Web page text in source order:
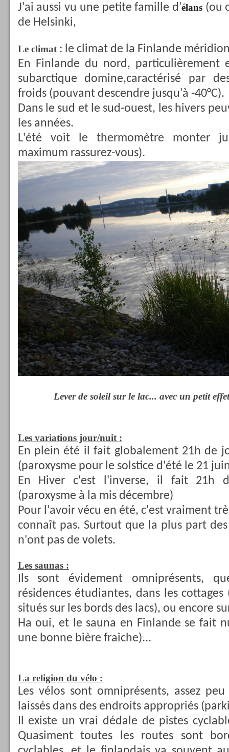
J'ai aussi vu une petite famille d'élans(ou
de Helsinki,
Le climat : le climat de la Finlande
En Finlande du nord, particulièrement
subarctique domine,caractérisé par
froids (pouvant descendre jusqu'à -40°C).
Dans le sud et le sud-ouest, les hivers
les années.
L'été voit le thermomètre monter
maximum rassurez-vous).
Lever de soleil sur le lac... avec un petit
Les variations jour/nuit :
En plein été il fait globalement 21h de
(paroxysme pour le solstice d'été le 21
En Hiver c'est l'inverse, il fait 21h
(paroxysme à la mis décembre)
Pour l'avoir vécu en été, c'est vraiment
connaît pas. Surtout que la plus part
n'ont pas de volets.
Les saunas :
Ils sont évidement omniprésents,
résidences étudiantes, dans les cottages
situés sur les bords des lacs), ou encore
Ha oui, et le sauna en Finlande se fait
une bonne bière fraiche)...
La religion du vélo :
Les vélos sont omniprésents, assez
laissés dans des endroits appropriés
Il existe un vrai dédale de pistes
Quasiment toutes les routes sont